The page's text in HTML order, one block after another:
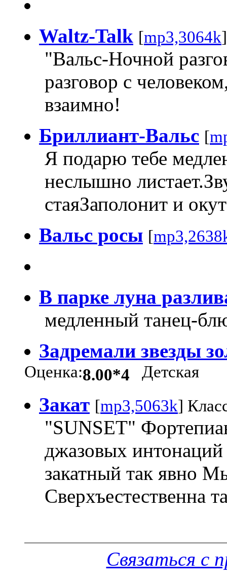
Waltz-Talk [mp3,3064k
"Вальс-Ночной
разговор с
взаимно!
Бриллиант-Вальс [
Я подарю тебе
неслышно
стаяЗаполонит и
Вальс росы [
В парке луна
медленный танец-
Задремали звезды
Оценка:8.00*4
Детская
Закат [mp3,5063k]
"SUNSET"
джазовых
закатный так явно
Сверхъестественна
Связаться с